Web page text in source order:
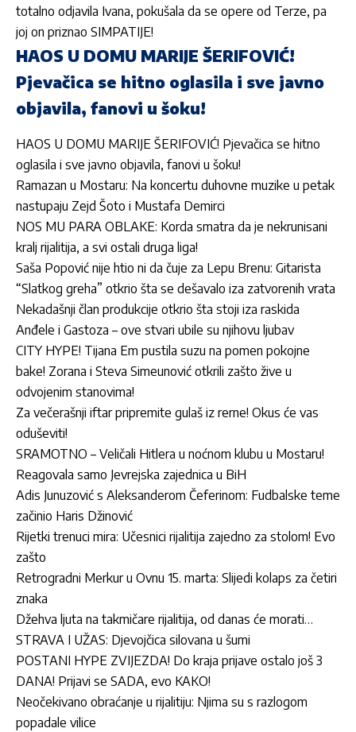
totalno odjavila Ivana, pokušala da se opere od Terze, pa
joj on priznao SIMPATIJE!
HAOS U DOMU MARIJE ŠERIFOVIĆ!
Pjevačica se hitno oglasila i sve javno
objavila, fanovi u šoku!
HAOS U DOMU MARIJE ŠERIFOVIĆ! Pjevačica se hitno
oglasila i sve javno objavila, fanovi u šoku!
Ramazan u Mostaru: Na koncertu duhovne muzike u petak
nastupaju Zejd Šoto i Mustafa Demirci
NOS MU PARA OBLAKE: Korda smatra da je nekrunisani
kralj rijalitija, a svi ostali druga liga!
Saša Popović nije htio ni da čuje za Lepu Brenu: Gitarista
“Slatkog greha” otkrio šta se dešavalo iza zatvorenih vrata
Nekadašnji član produkcije otkrio šta stoji iza raskida
Anđele i Gastoza – ove stvari ubile su njihovu ljubav
CITY HYPE! Tijana Em pustila suzu na pomen pokojne
bake! Zorana i Steva Simeunović otkrili zašto žive u
odvojenim stanovima!
Za večerašnji iftar pripremite gulaš iz rerne! Okus će vas
oduševiti!
SRAMOTNO – Veličali Hitlera u noćnom klubu u Mostaru!
Reagovala samo Jevrejska zajednica u BiH
Adis Junuzović s Aleksanderom Čeferinom: Fudbalske teme
začinio Haris Džinović
Rijetki trenuci mira: Učesnici rijalitija zajedno za stolom! Evo
zašto
Retrogradni Merkur u Ovnu 15. marta: Slijedi kolaps za četiri
znaka
Džehva ljuta na takmičare rijalitija, od danas će morati…
STRAVA I UŽAS: Djevojčica silovana u šumi
POSTANI HYPE ZVIJEZDA! Do kraja prijave ostalo još 3
DANA! Prijavi se SADA, evo KAKO!
Neočekivano obraćanje u rijalitiju: Njima su s razlogom
popadale vilice